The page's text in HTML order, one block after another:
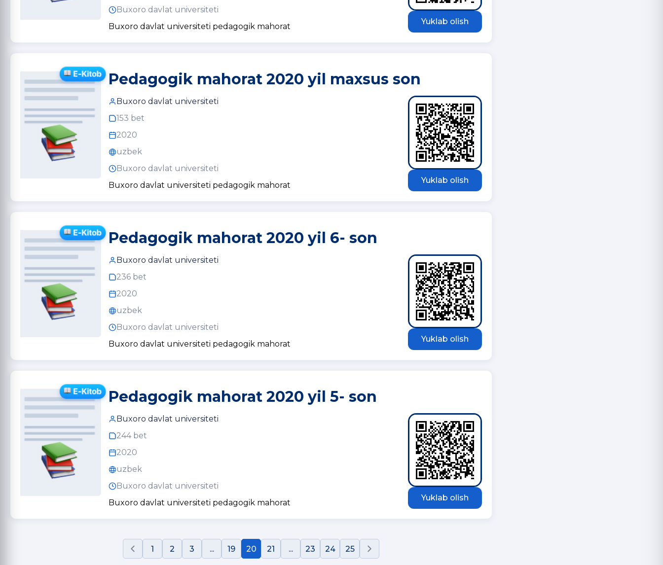
Buxoro davlat universiteti
Buxoro davlat universiteti pedagogik mahorat
Yuklab olish
Pedagogik mahorat 2020 yil maxsus son
Buxoro davlat universiteti
153 bet
2020
uzbek
Buxoro davlat universiteti
Buxoro davlat universiteti pedagogik mahorat
Yuklab olish
Pedagogik mahorat 2020 yil 6- son
Buxoro davlat universiteti
236 bet
2020
uzbek
Buxoro davlat universiteti
Buxoro davlat universiteti pedagogik mahorat
Yuklab olish
Pedagogik mahorat 2020 yil 5- son
Buxoro davlat universiteti
244 bet
2020
uzbek
Buxoro davlat universiteti
Buxoro davlat universiteti pedagogik mahorat
Yuklab olish
1 2 3 ... 19 20 21 ... 23 24 25